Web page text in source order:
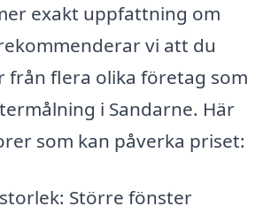
exakt uppfattning om
vi att du
från flera olika företag som
i Sandarne. Här
som kan påverka priset:
Större fönster